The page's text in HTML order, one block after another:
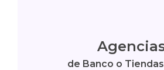
de Banco o